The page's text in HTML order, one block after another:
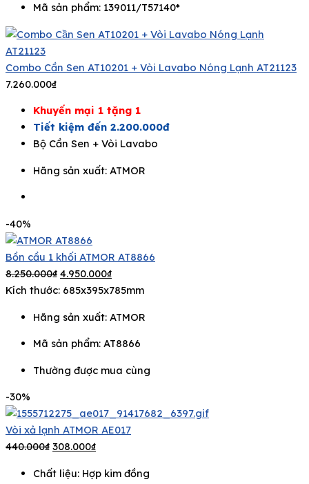
Mã sản phẩm: 139011/T57140*
Combo Cần Sen AT10201 + Vòi Lavabo Nóng Lạnh AT21123
7.260.000₫
Khuyến mại 1 tặng 1
Tiết kiệm đến 2.200.000đ
Bộ Cần Sen + Vòi Lavabo
Hãng sản xuất: ATMOR
-40%
Bồn cầu 1 khối ATMOR AT8866
8.250.000₫ 4.950.000₫
Kích thước: 685x395x785mm
Hãng sản xuất: ATMOR
Mã sản phẩm: AT8866
Thường được mua cùng
-30%
Vòi xả lạnh ATMOR AE017
440.000₫ 308.000₫
Chất liệu: Hợp kim đồng